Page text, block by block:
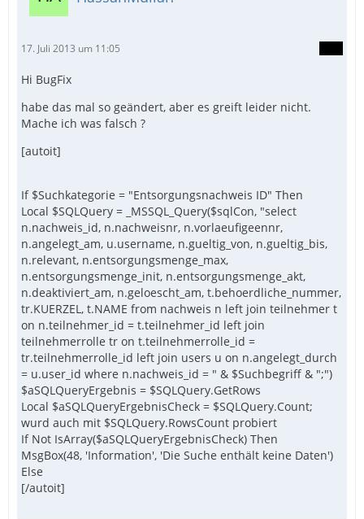
17. Juli 2013 um 11:05
Hi BugFix
habe das mal so geändert, aber es greift leider nicht.
Mache ich was falsch ?
[autoit]
If $Suchkategorie = "Entsorgungsnachweis ID" Then
Local $SQLQuery = _MSSQL_Query($sqlCon, "select
n.nachweis_id, n.nachweisnr, n.vorlaeufigeennr,
n.angelegt_am, u.username, n.gueltig_von, n.gueltig_bis,
n.relevant, n.entsorgungsmenge_max,
n.entsorgungsmenge_init, n.entsorgungsmenge_akt,
n.deaktiviert_am, n.geloescht_am, t.behoerdliche_nummer,
tr.KUERZEL, t.NAME from nachweis n left join teilnehmer t
on n.teilnehmer_id = t.teilnehmer_id left join
teilnehmerrolle tr on t.teilnehmerrolle_id =
tr.teilnehmerrolle_id left join users u on n.angelegt_durch
= u.user_id where n.nachweis_id = " & $Suchbegriff & ";")
$aSQLQueryErgebnis = $SQLQuery.GetRows
Local $aSQLQueryErgebnisCheck = $SQLQuery.Count;
wurd auch mit $SQLQuery.RowsCount probiert
If Not IsArray($aSQLQueryErgebnisCheck) Then
MsgBox(48, 'Information', 'Die Suche enthält keine Daten')
Else
[/autoit]